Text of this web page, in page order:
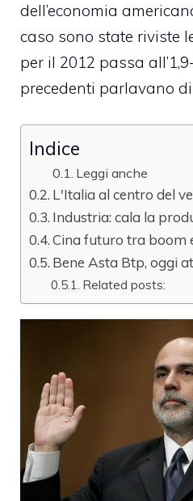
dell’economia
caso sono state riviste
per il 2012 passa
precedenti parlavano di
Indice
Leggi anche
L'Italia al centro del
Industria: cala la
Cina futuro tra boom
Bene Asta Btp, oggi
Related posts: